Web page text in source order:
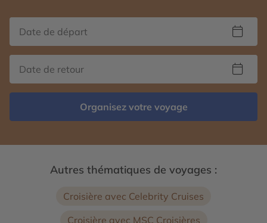
Organisez votre voyage
Autres thématiques de voyages :
Croisière avec Celebrity Cruises
Croisière avec MSC Croisières